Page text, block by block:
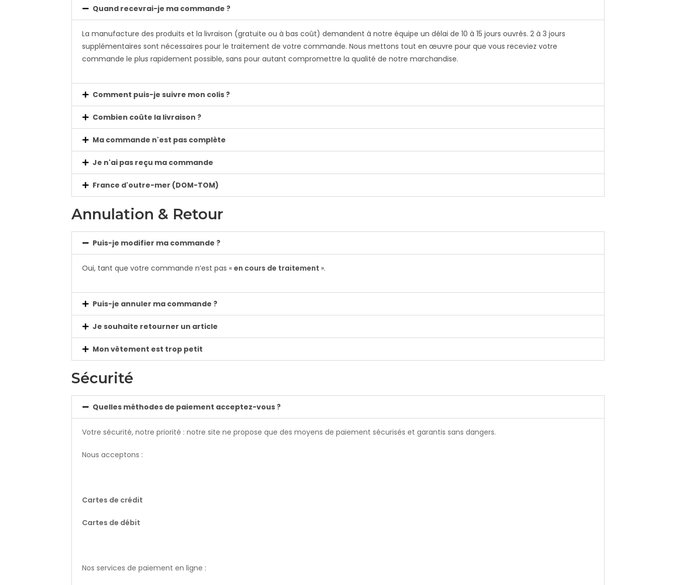
Quand recevrai-je ma commande ?
La manufacture des produits et la livraison (gratuite ou à bas coût) demandent à notre équipe un délai de 10 à 15 jours ouvrés. 2 à 3 jours
supplémentaires sont nécessaires pour le traitement de votre commande. Nous mettons tout en œuvre pour que vous receviez votre
commande le plus rapidement possible, sans pour autant compromettre la qualité de notre marchandise.
Comment puis-je suivre mon colis ?
Combien coûte la livraison ?
Ma commande n'est pas complète
Je n'ai pas reçu ma commande
France d'outre-mer (DOM-TOM)
Annulation & Retour
Puis-je modifier ma commande ?
Oui, tant que votre commande n’est pas « en cours de traitement ».
Puis-je annuler ma commande ?
Je souhaite retourner un article
Mon vêtement est trop petit
Sécurité
Quelles méthodes de paiement acceptez-vous ?
Votre sécurité, notre priorité : notre site ne propose que des moyens de paiement sécurisés et garantis sans dangers.
Nous acceptons :
Cartes de crédit
Cartes de débit
Nos services de paiement en ligne :